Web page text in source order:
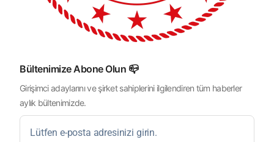
Bültenimize Abone Olun 📪
Girişimci adaylarını ve şirket sahiplerini ilgilendiren tüm haberler
aylık bültenimizde.